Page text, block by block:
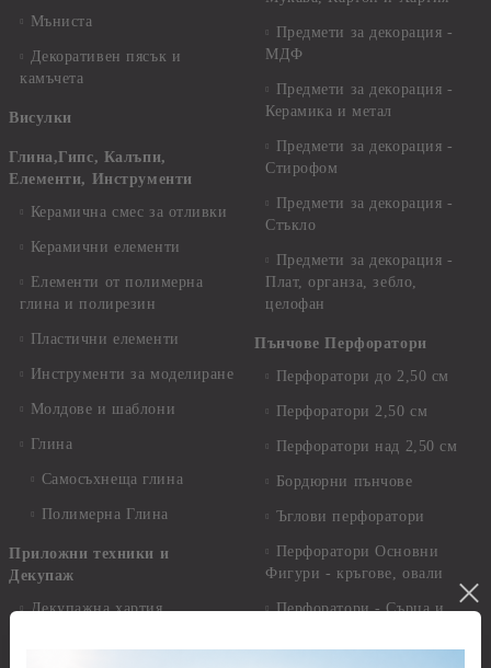
Мъниста
Декоративен пясък и
камъчета
Висулки
Глина,Гипс, Калъпи,
Елементи, Инструменти
Керамична смес за отливки
Керамични елементи
Елементи от полимерна
глина и полирезин
Пластични елементи
Инструменти за моделиране
Молдове и шаблони
Глина
Самосъхнеща глина
Полимерна Глина
Приложни техники и
Декупаж
Декупажна хартия
Предмети за декорация -
МДФ
Предмети за декорация -
Керамика и метал
Предмети за декорация -
Стирофом
Предмети за декорация -
Стъкло
Предмети за декорация -
Плат, органза, зебло,
целофан
Пънчове Перфоратори
Перфоратори до 2,50 см
Перфоратори 2,50 см
Перфоратори над 2,50 см
Бордюрни пънчове
Ъглови перфоратори
Перфоратори Основни
Фигури - кръгове, овали
Перфоратори - Сърца и